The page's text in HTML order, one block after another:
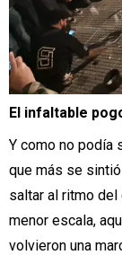
El infaltable
Y como no podía
que más se
saltar al ritmo
menor escala,
volvieron una